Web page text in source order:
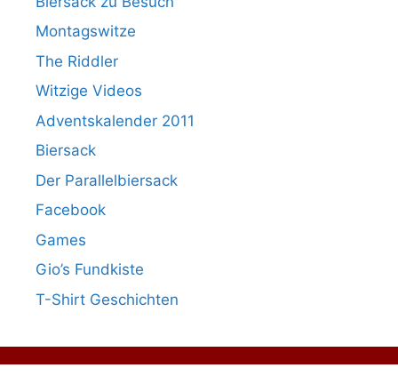
Montagswitze
The Riddler
Witzige Videos
Adventskalender 2011
Biersack
Der Parallelbiersack
Facebook
Games
Gio’s Fundkiste
T-Shirt Geschichten